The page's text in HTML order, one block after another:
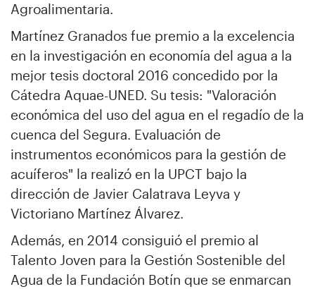
Agroalimentaria.
Martínez Granados fue premio a la excelencia
en la investigación en economía del agua a la
mejor tesis doctoral 2016 concedido por la
Cátedra Aquae-UNED. Su tesis: "Valoración
económica del uso del agua en el regadío de la
cuenca del Segura. Evaluación de
instrumentos económicos para la gestión de
acuíferos" la realizó en la UPCT bajo la
dirección de Javier Calatrava Leyva y
Victoriano Martínez Álvarez.
Además, en 2014 consiguió el premio al
Talento Joven para la Gestión Sostenible del
Agua de la Fundación Botín que se enmarcan